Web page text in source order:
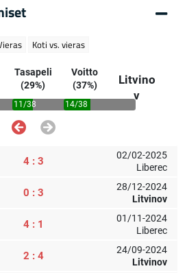
Koti vs. vieras
Tasapeli
(29%)
11/38
Voitto
(37%)
14/38
Litvino
v
4 : 3
02/02-2025
Liberec
0 : 3
28/12-2024
Litvinov
4 : 1
01/11-2024
Liberec
2 : 4
24/09-2024
Litvinov